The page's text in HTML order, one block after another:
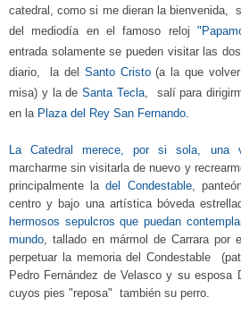
catedral, como si me dieran la bienvenida,
del mediodía en el famoso reloj
entrada solamente se pueden visitar las
diario, la del Santo Cristo(a la que
misa) y la deSanta Tecla, salípara
en la Plaza del Rey San Fernando.
La Catedral merece, por si sola, una
marcharme sin visitarla de nuevo y
principalmente la de Condestable,
centro y bajo una artística bóveda
hermosos sepulcros que puedan
mundo , tallado en mármol de Carrara por
perpetuar la memoria del Condestable
Pedro Fernández de Velasco y su esposa
cuyos pies "reposa" también su perro.